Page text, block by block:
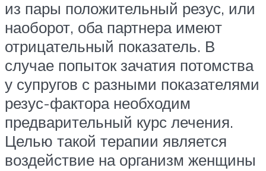
из пары положительный резус, или
наоборот, оба партнера имеют
отрицательный показатель. В
случае попыток зачатия потомства
у супругов с разными показателями
резус-фактора необходим
предварительный курс лечения.
Целью такой терапии является
воздействие на организм женщины